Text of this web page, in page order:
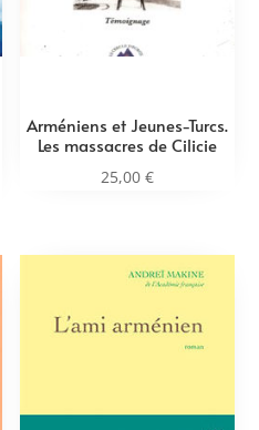
Arméniens et Jeunes-Turcs.
Les massacres de Cilicie
25,00 €